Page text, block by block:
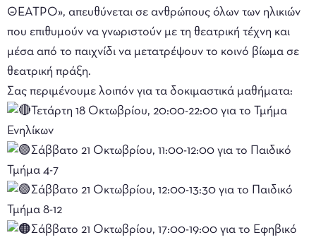
ΘΕΑΤΡΟ», απευθύνεται σε ανθρώπους όλων των ηλικιών
που επιθυμούν να γνωριστούν με τη θεατρική τέχνη και
μέσα από το παιχνίδι να μετατρέψουν το κοινό βίωμα σε
θεατρική πράξη.
Σας περιμένουμε λοιπόν για τα δοκιμαστικά μαθήματα:
Τετάρτη 18 Οκτωβρίου, 20:00-22:00 για το Τμήμα
Ενηλίκων
Σάββατο 21 Οκτωβρίου, 11:00-12:00 για το Παιδικό
Τμήμα 4-7
Σάββατο 21 Οκτωβρίου, 12:00-13:30 για το Παιδικό
Τμήμα 8-12
Σάββατο 21 Οκτωβρίου, 17:00-19:00 για το Εφηβικό